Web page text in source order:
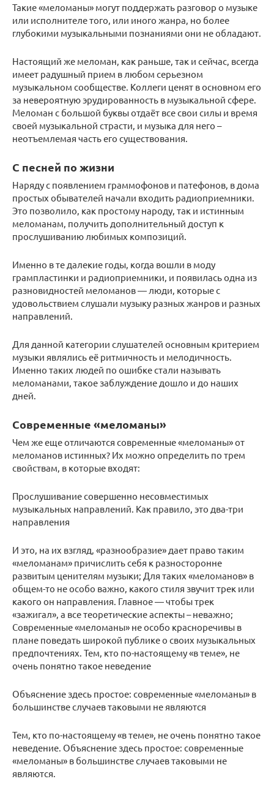
Такие «меломаны» могут поддержать разговор о музыке
или исполнителе того, или иного жанра, но более
глубокими музыкальными познаниями они не обладают.
Настоящий же меломан, как раньше, так и сейчас, всегда
имеет радушный прием в любом серьезном
музыкальном сообществе. Коллеги ценят в основном его
за невероятную эрудированность в музыкальной сфере.
Меломан с большой буквы отдаёт все свои силы и время
своей музыкальной страсти, и музыка для него –
неотъемлемая часть его существования.
С песней по жизни
Наряду с появлением граммофонов и патефонов, в дома
простых обывателей начали входить радиоприемники.
Это позволило, как простому народу, так и истинным
меломанам, получить дополнительный доступ к
прослушиванию любимых композиций.
Именно в те далекие годы, когда вошли в моду
грампластинки и радиоприемники, и появилась одна из
разновидностей меломанов — люди, которые с
удовольствием слушали музыку разных жанров и разных
направлений.
Для данной категории слушателей основным критерием
музыки являлись её ритмичность и мелодичность.
Именно таких людей по ошибке стали называть
меломанами, такое заблуждение дошло и до наших
дней.
Современные «меломаны»
Чем же еще отличаются современные «меломаны» от
меломанов истинных? Их можно определить по трем
свойствам, в которые входят:
Прослушивание совершенно несовместимых
музыкальных направлений. Как правило, это два-три
направления
И это, на их взгляд, «разнообразие» дает право таким
«меломанам» причислить себя к разносторонне
развитым ценителям музыки; Для таких «меломанов» в
общем-то не особо важно, какого стиля звучит трек или
какого он направления. Главное — чтобы трек
«зажигал», а все теоретические аспекты – неважно;
Современные «меломаны» не особо красноречивы в
плане поведать широкой публике о своих музыкальных
предпочтениях. Тем, кто по-настоящему «в теме», не
очень понятно такое неведение
Объяснение здесь простое: современные «меломаны» в
большинстве случаев таковыми не являются
Тем, кто по-настоящему «в теме», не очень понятно такое
неведение. Объяснение здесь простое: современные
«меломаны» в большинстве случаев таковыми не
являются.